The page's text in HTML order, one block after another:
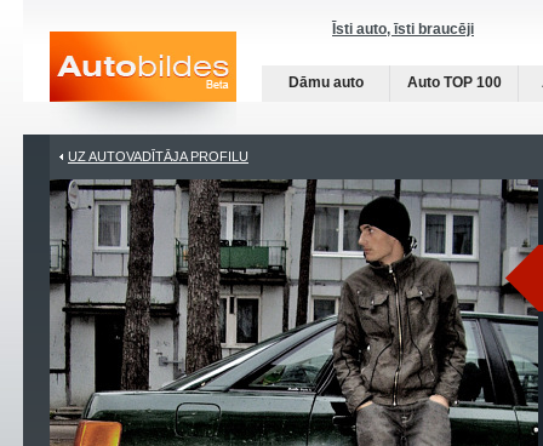
Īsti auto, īsti braucēji
Dāmu auto Auto TOP 100
UZ AUTOVADĪTĀJA PROFILU